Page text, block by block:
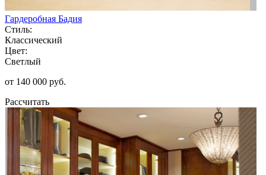
Гардеробная Бадия
Стиль:
Классический
Цвет:
Светлый
от 140 000 руб.
Рассчитать